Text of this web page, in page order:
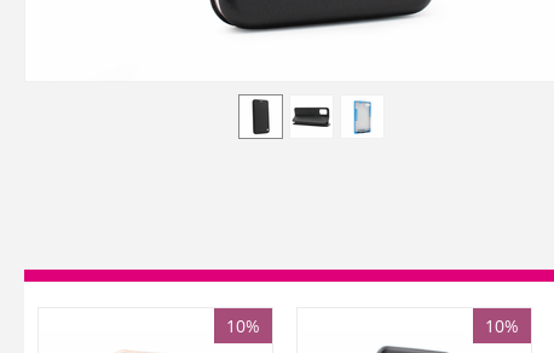
10% 10%